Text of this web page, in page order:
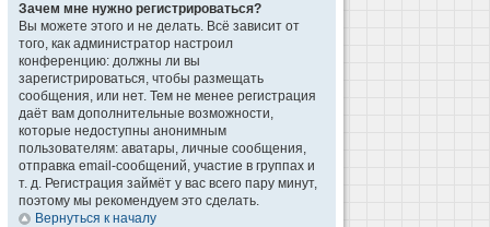
Зачем мне нужно регистрироваться?
Вы можете этого и не делать. Всё зависит от
того, как администратор настроил
конференцию: должны ли вы
зарегистрироваться, чтобы размещать
сообщения, или нет. Тем не менее регистрация
даёт вам дополнительные возможности,
которые недоступны анонимным
пользователям: аватары, личные сообщения,
отправка email-сообщений, участие в группах и
т. д. Регистрация займёт у вас всего пару минут,
поэтому мы рекомендуем это сделать.
Вернуться к началу